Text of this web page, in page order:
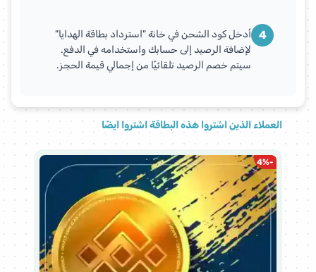
4
أدخل كود الشحن في خانة "استرداد بطاقة الهدايا"
لإضافة الرصيد إلى حسابك واستخدامه في الدفع.
سيتم خصم الرصيد تلقائيًا من إجمالي قيمة الحجز.
العملاء الذين اشتروا هذه البطاقة اشتروا ايضًا
-
4%